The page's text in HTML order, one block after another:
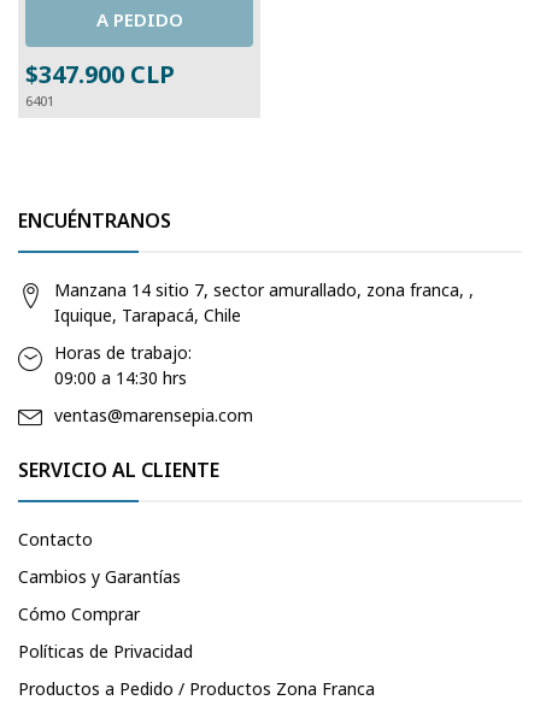
A PEDIDO
$347.900 CLP
6401
ENCUÉNTRANOS
Manzana 14 sitio 7, sector amurallado, zona franca, ,
Iquique, Tarapacá, Chile
Horas de trabajo:
09:00 a 14:30 hrs
ventas@marensepia.com
SERVICIO AL CLIENTE
Contacto
Cambios y Garantías
Cómo Comprar
Políticas de Privacidad
Productos a Pedido / Productos Zona Franca